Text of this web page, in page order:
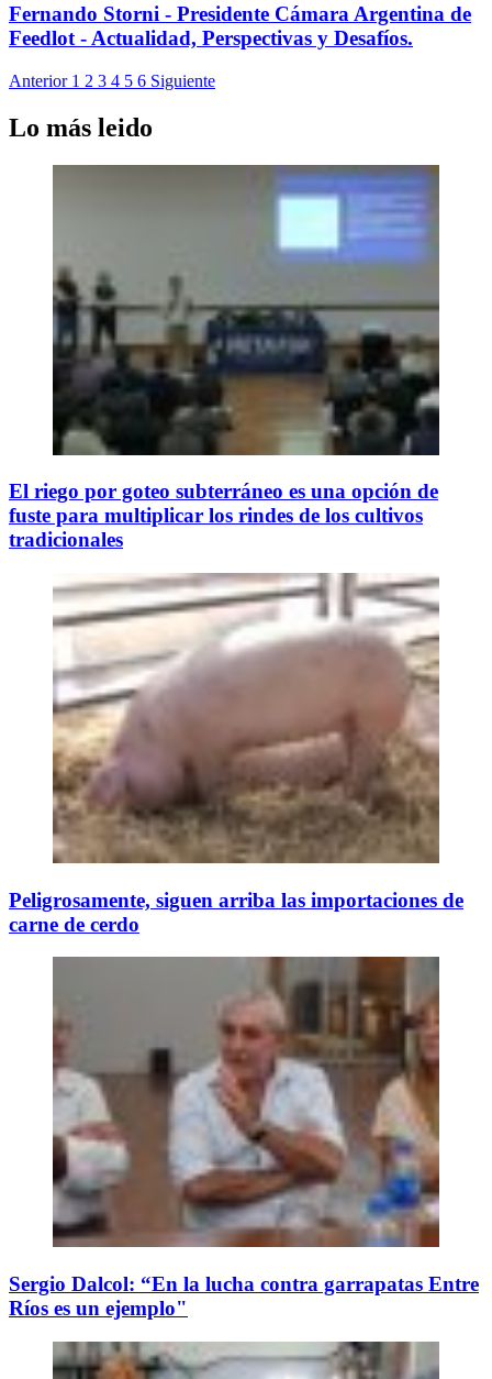
Fernando Storni - Presidente Cámara Argentina de
Feedlot - Actualidad, Perspectivas y Desafíos.
Anterior 1 2 3 4 5 6 Siguiente
Lo más leido
El riego por goteo subterráneo es una opción de
fuste para multiplicar los rindes de los cultivos
tradicionales
Peligrosamente, siguen arriba las importaciones de
carne de cerdo
Sergio Dalcol: “En la lucha contra garrapatas Entre
Ríos es un ejemplo"